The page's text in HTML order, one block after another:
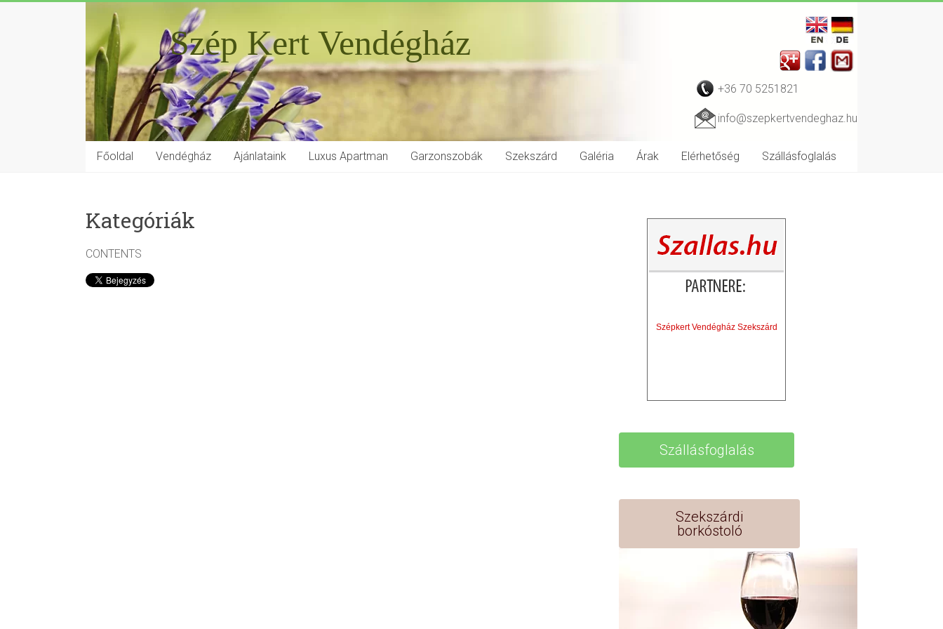
Szép Kert Vendégház
+36 70 5251821
info@szepkertvendeghaz.hu
Főoldal Vendégház Ajánlataink Luxus Apartman Garzonszobák Szekszárd Galéria Árak Elérhetőség Szállásfoglalás
Kategóriák
CONTENTS
Szépkert Vendégház Szekszárd
Szállásfoglalás
Szekszárdi
borkóstoló